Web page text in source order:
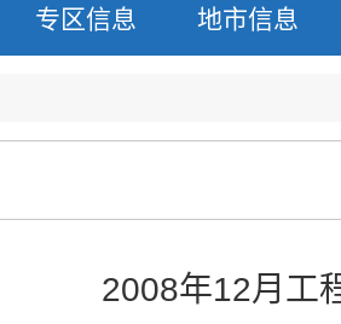
专区信息 地市信息
2008年12月工